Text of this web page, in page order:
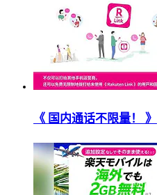
《 国内通话不限量！ 》